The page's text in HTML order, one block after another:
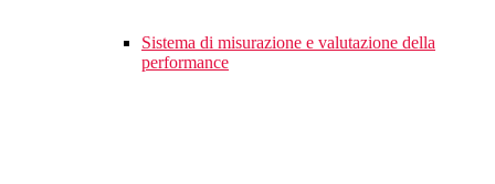
Sistema di misurazione e valutazione della
performance